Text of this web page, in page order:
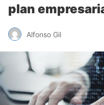
plan
Alfonso Gil